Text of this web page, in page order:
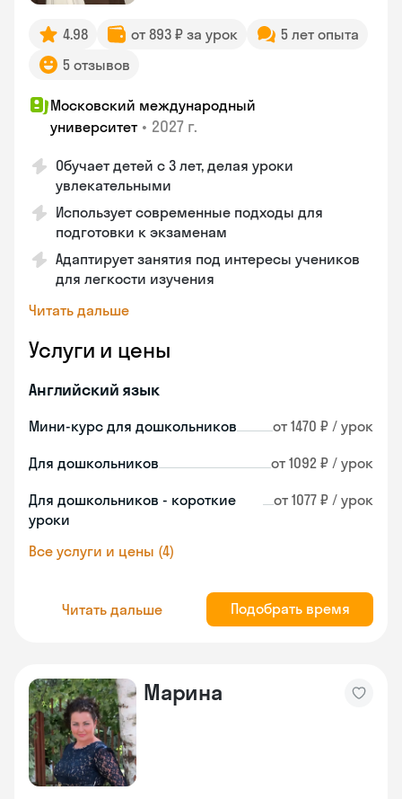
4.98 от 893 ₽ за урок
5 лет опыта
5 отзывов
Московский международный
университет • 2027 г.
Обучает детей с 3 лет, делая уроки
увлекательными
Использует современные подходы для
подготовки к экзаменам
Адаптирует занятия под интересы учеников
для легкости изучения
Читать дальше
Услуги и цены
Английский язык
Мини-курс для дошкольников от 1470 ₽ / урок
Для дошкольников от 1092 ₽ / урок
Для дошкольников - короткие
уроки
от 1077 ₽ / урок
Все услуги и цены (4)
Читать дальше Подобрать время
Марина